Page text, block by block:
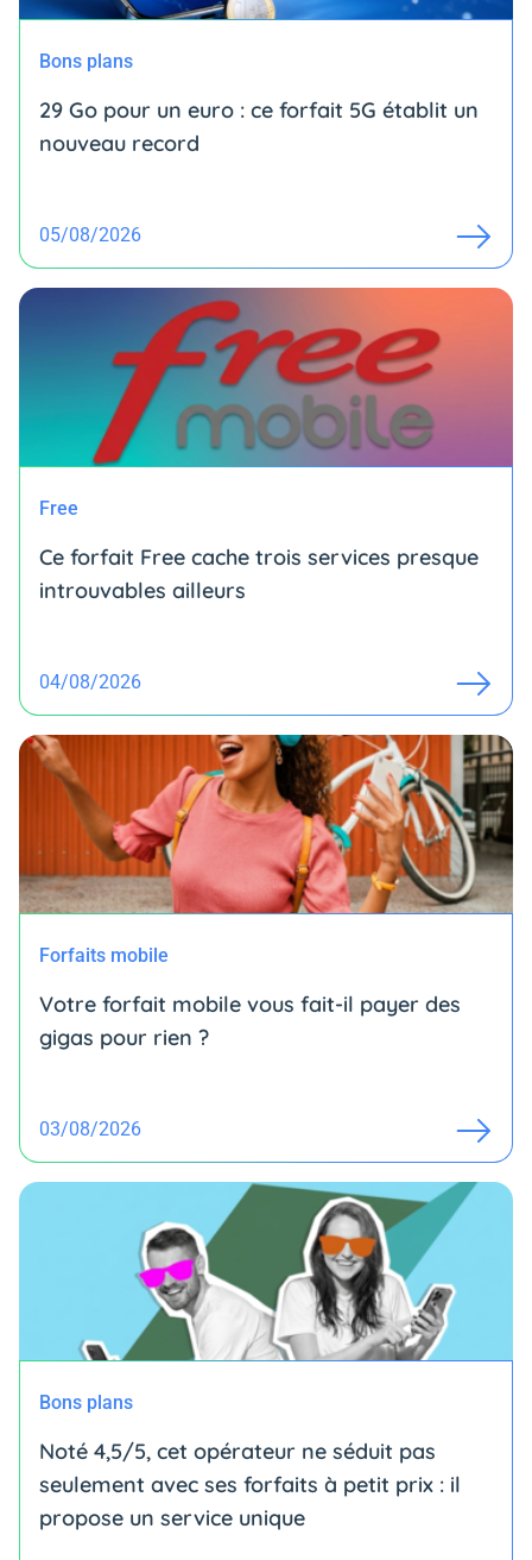
Bons plans
29 Go pour un euro : ce forfait 5G établit un
nouveau record
05/08/2026
Free
Ce forfait Free cache trois services presque
introuvables ailleurs
04/08/2026
Forfaits mobile
Votre forfait mobile vous fait-il payer des
gigas pour rien ?
03/08/2026
Bons plans
Noté 4,5/5, cet opérateur ne séduit pas
seulement avec ses forfaits à petit prix : il
propose un service unique